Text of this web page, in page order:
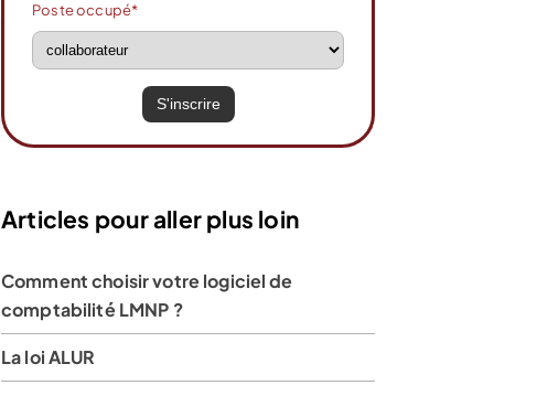
Poste occupé*
Articles pour aller plus loin
Comment choisir votre logiciel de
comptabilité LMNP ?
La loi ALUR